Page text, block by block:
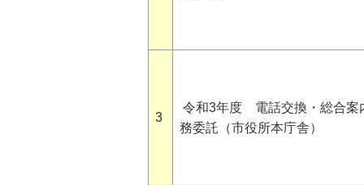
3
令和3年度 電話交換・総合案
務委託（市役所本庁舎）